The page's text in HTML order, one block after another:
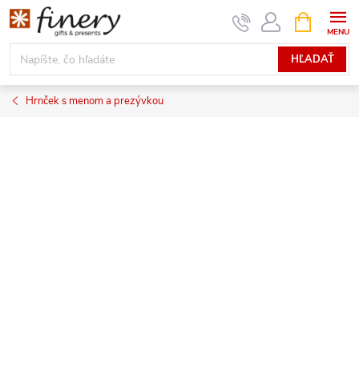
Prejsť
na
obsah
HĽADAŤ
KOŠÍK
Hrnček s menom a prezývkou